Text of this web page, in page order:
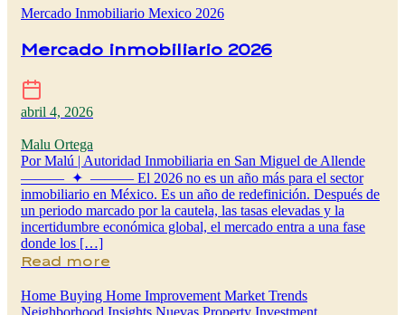
Mercado Inmobiliario Mexico 2026
Mercado inmobiliario 2026
abril 4, 2026
Malu Ortega
Por Malú | Autoridad Inmobiliaria en San Miguel de Allende
——— ✦ ——— El 2026 no es un año más para el sector
inmobiliario en México. Es un año de redefinición. Después de
un periodo marcado por la cautela, las tasas elevadas y la
incertidumbre económica global, el mercado entra a una fase
donde los […]
Read more
Home Buying Home Improvement Market Trends